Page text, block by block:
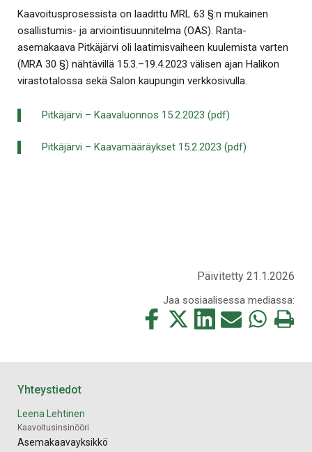
Kaavoitusprosessista on laadittu MRL 63 §:n mukainen
osallistumis- ja arviointisuunnitelma (OAS). Ranta-
asemakaava Pitkäjärvi oli laatimisvaiheen kuulemista varten
(MRA 30 §) nähtävillä 15.3.–19.4.2023 välisen ajan Halikon
virastotalossa sekä Salon kaupungin verkkosivulla.
Pitkäjärvi – Kaavaluonnos 15.2.2023 (pdf)
Pitkäjärvi – Kaavamääräykset 15.2.2023 (pdf)
Päivitetty 21.1.2026
Jaa sosiaalisessa mediassa:
Jaa
Jaa
Jaa
Jaa
Jaa
Tulosta
Yhteystiedot
Leena Lehtinen
Kaavoitusinsinööri
Asemakaavayksikkö